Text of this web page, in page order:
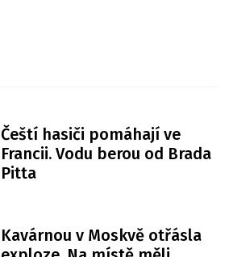
Čeští hasiči pomáhají ve
Francii. Vodu berou od Brada
Pitta
Kavárnou v Moskvě otřásla